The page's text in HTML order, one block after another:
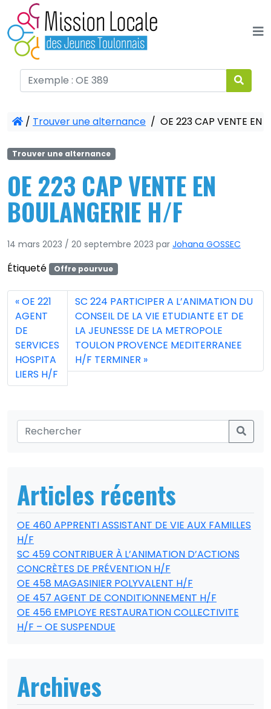
/ Trouver une alternance / OE 223 CAP VENTE EN
Trouver une alternance
OE 223 CAP VENTE EN
BOULANGERIE H/F
14 mars 2023 / 20 septembre 2023 par Johana GOSSEC
Étiqueté Offre pourvue
OE 221
AGENT
DE
SERVICES
HOSPITA
LIERS H/F
SC 224 PARTICIPER A L’ANIMATION DU
CONSEIL DE LA VIE ETUDIANTE ET DE
LA JEUNESSE DE LA METROPOLE
TOULON PROVENCE MEDITERRANEE
H/F TERMINER
Articles récents
OE 460 APPRENTI ASSISTANT DE VIE AUX FAMILLES
H/F
SC 459 CONTRIBUER À L’ANIMATION D’ACTIONS
CONCRÈTES DE PRÉVENTION H/F
OE 458 MAGASINIER POLYVALENT H/F
OE 457 AGENT DE CONDITIONNEMENT H/F
OE 456 EMPLOYE RESTAURATION COLLECTIVITE
H/F – OE SUSPENDUE
Archives
Panneau de gestion des cookies